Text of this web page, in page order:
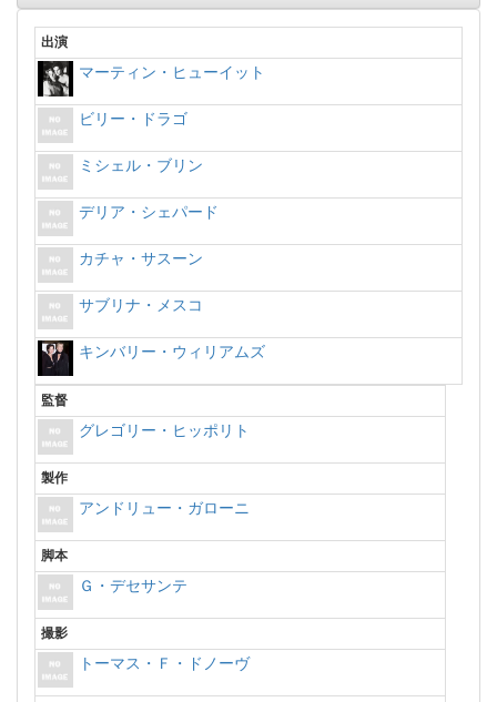
出演
マーティン・ヒューイット
ビリー・ドラゴ
ミシェル・ブリン
デリア・シェパード
カチャ・サスーン
サブリナ・メスコ
キンバリー・ウィリアムズ
監督
グレゴリー・ヒッポリト
製作
アンドリュー・ガローニ
脚本
Ｇ・デセサンテ
撮影
トーマス・Ｆ・ドノーヴ